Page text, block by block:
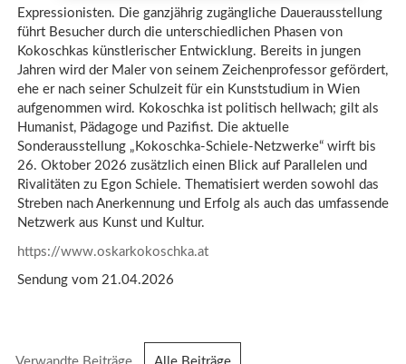
Expressionisten. Die ganzjährig zugängliche Dauerausstellung
führt Besucher durch die unterschiedlichen Phasen von
Kokoschkas künstlerischer Entwicklung. Bereits in jungen
Jahren wird der Maler von seinem Zeichenprofessor gefördert,
ehe er nach seiner Schulzeit für ein Kunststudium in Wien
aufgenommen wird. Kokoschka ist politisch hellwach; gilt als
Humanist, Pädagoge und Pazifist. Die aktuelle
Sonderausstellung „Kokoschka-Schiele-Netzwerke“ wirft bis
26. Oktober 2026 zusätzlich einen Blick auf Parallelen und
Rivalitäten zu Egon Schiele. Thematisiert werden sowohl das
Streben nach Anerkennung und Erfolg als auch das umfassende
Netzwerk aus Kunst und Kultur.
https://www.oskarkokoschka.at
Sendung vom 21.04.2026